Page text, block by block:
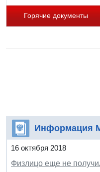
Горячие документы
Информация
16 октября 2018
Физлицо еще не